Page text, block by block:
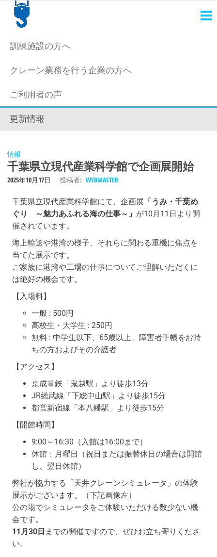
ク
ー
ン
シ
ミ
ュ
レ
ー
ーン
士
訓練施設の方へ
クレーン業務を行う企業の方へ
ご利用者の声
更新情報
情報
千葉県立現代産業科学館で企画展開始
2025年10月17日 投稿者: WEBMASTER
千葉県立現代産業科学館にて、企画展 「うみ・千葉め
ぐり ～魅力あふれる海の仕事～」 が10月11日より開
催されています。
海上輸送や港湾の様子、それらに関わる重機に焦点を
当てた展示です。
ご家族に港湾や工場の仕事についてご理解いただくに
は絶好の機会です。
【入場料】
一般 : 500円
高校生・大学生 : 250円
無料 : 中学生以下、65歳以上、障害者手帳をお持
ちの方およびその介護者
【アクセス】
京成電鉄「鬼越駅」より徒歩13分
JR総武線「下総中山駅」より徒歩15分
都営新宿線「本八幡駅」より徒歩15分
【開館時間】
9:00～16:30（入館は16:00まで）
休館：月曜日（祝日または振替休日の場合は開館
し、翌日休館）
弊社が協力する「天井クレーンシミュレータ」の体験
展示がございます。（下記画像左）
公の場でシミュレータをご体験いただける数少ない機
会です。
11月30日 までの開催ですので、ぜひお立ち寄りくださ
い。